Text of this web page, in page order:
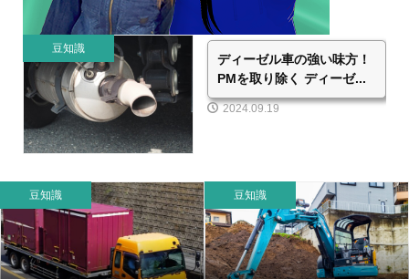
豆知識
ディーゼル車の強い味方！
PMを取り除く ディーゼ...
2024.09.19
豆知識 豆知識